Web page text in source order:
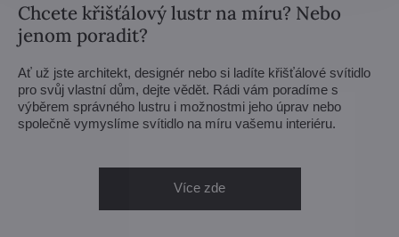
Chcete křišťálový lustr na míru? Nebo
jenom poradit?
Ať už jste architekt, designér nebo si ladíte křišťálové svítidlo
pro svůj vlastní dům, dejte vědět. Rádi vám poradíme s
výběrem správného lustru i možnostmi jeho úprav nebo
společně vymyslíme svítidlo na míru vašemu interiéru.
Více zde